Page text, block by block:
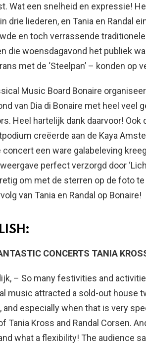
Wat een snelheid en expressie!
drie liederen, en Tania en Randal
en toch verrassende
die woensdagavond het publiek
met de ‘Steelpan’ – konden op
Music Board Bonaire
van Dia di Bonaire met heel veel
Heel hartelijk dank daarvoor! Ook
creëerde aan de Kaya
een ware galabeleving
perfect verzorgd door
om met de sterren op de foto
van Tania en Randal op Bonaire!
CONCERTS TANIA
– So many festivities and
music attracted a sold-out house
and especially when that is very
Tania Kross and Randal Corsen.
what a flexibility! The audience